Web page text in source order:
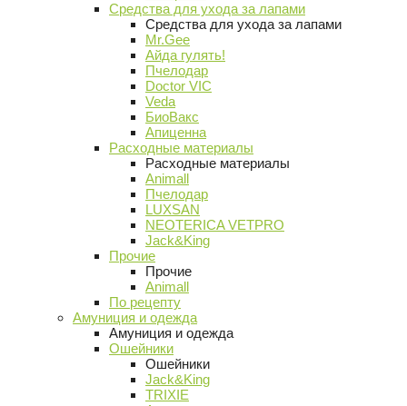
Средства для ухода за лапами
Средства для ухода за лапами
Mr.Gee
Айда гулять!
Пчелодар
Doctor VIC
Veda
БиоВакс
Апиценна
Расходные материалы
Расходные материалы
Animall
Пчелодар
LUXSAN
NEOTERICA VETPRO
Jack&King
Прочие
Прочие
Animall
По рецепту
Амуниция и одежда
Амуниция и одежда
Ошейники
Ошейники
Jack&King
TRIXIE